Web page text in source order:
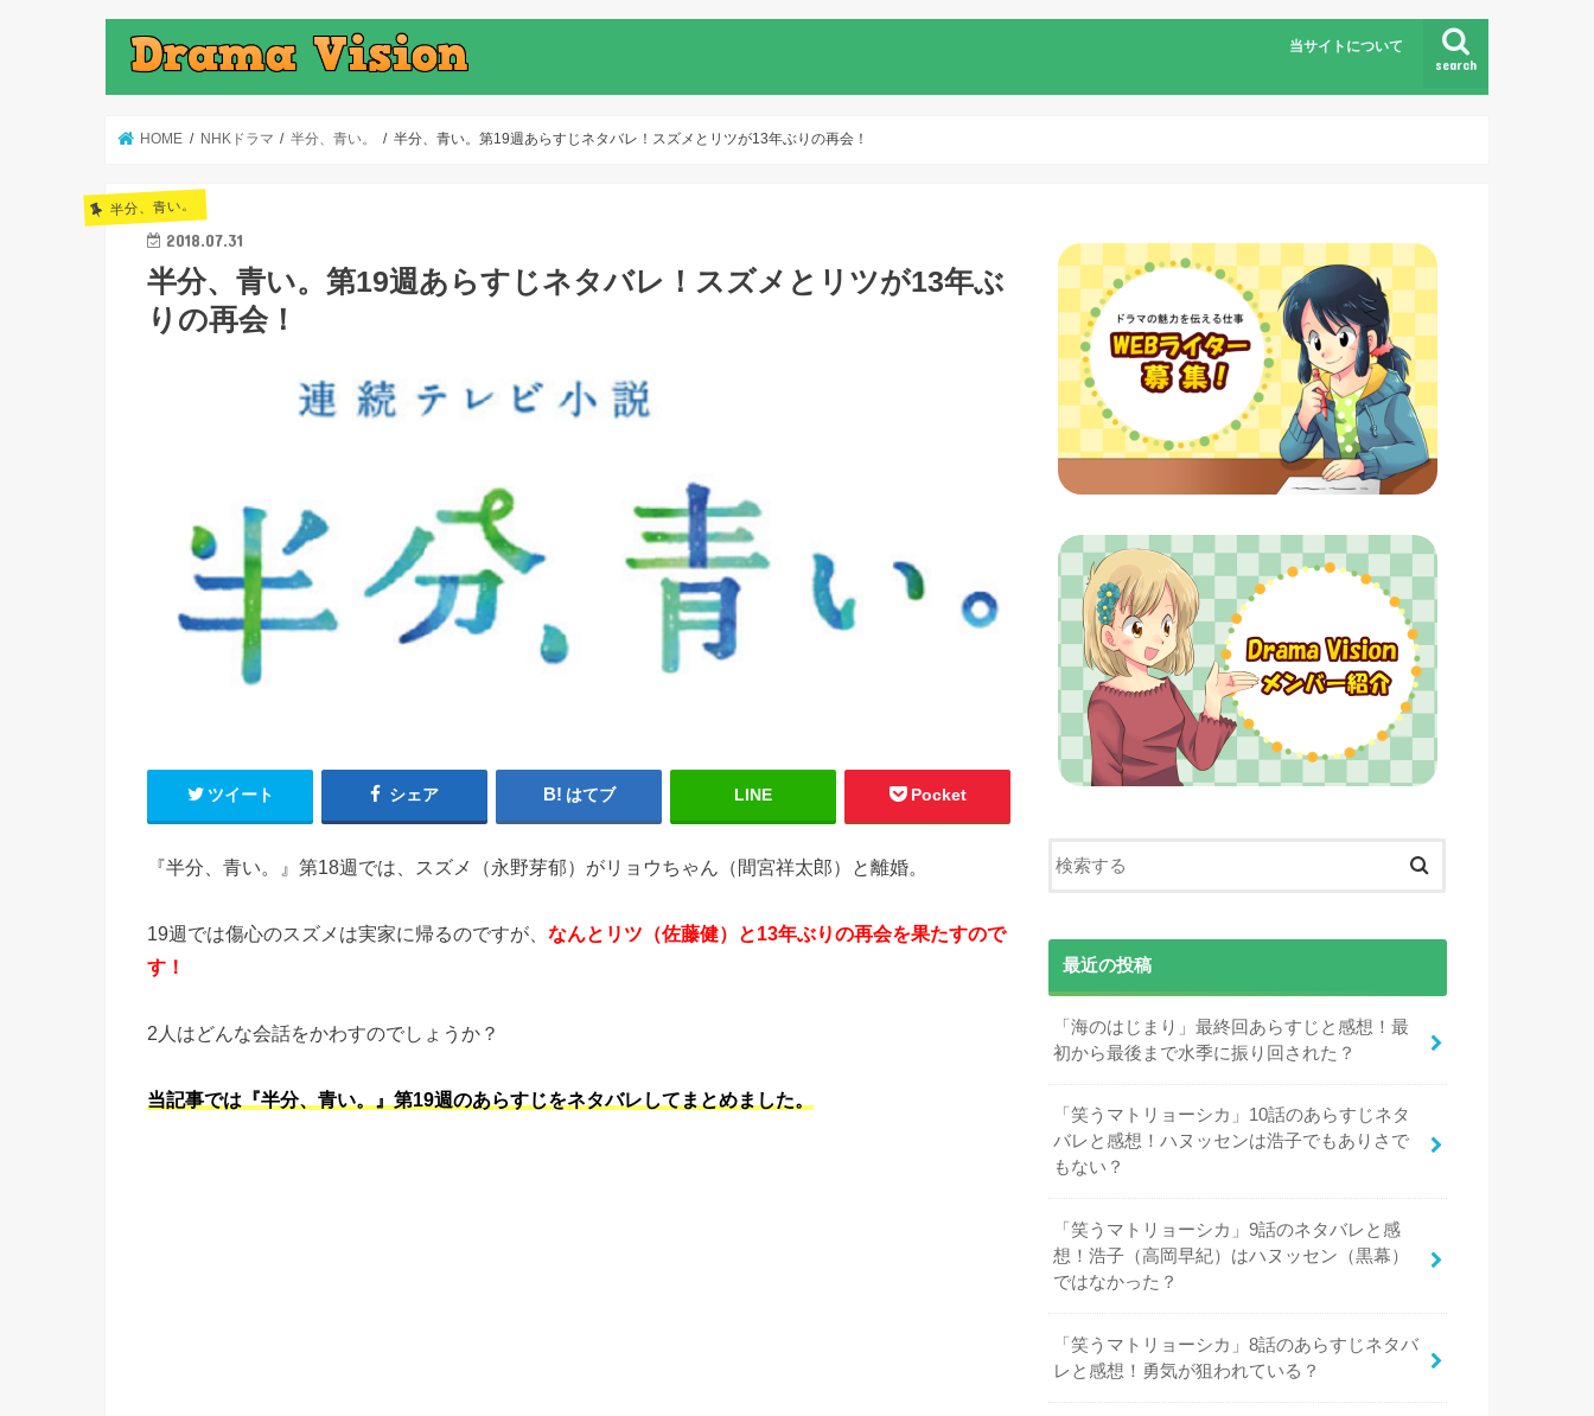
search
当サイトについて
HOME NHKドラマ 半分、青い。 半分、青い。第19週あらすじネタバレ！スズメとリツが13年ぶりの再会！
半分、青い。
2018.07.31
半分、青い。第19週あらすじネタバレ！スズメとリツが13年ぶ
りの再会！
ツイート シェア はてブ LINE Pocket
『半分、青い。』第18週では、スズメ（永野芽郁）がリョウちゃん（間宮祥太郎）と離婚。
19週では傷心のスズメは実家に帰るのですが、 なんとリツ（佐藤健）と13年ぶりの再会を果たすので
す！
2人はどんな会話をかわすのでしょうか？
当記事では『半分、青い。』第19週のあらすじをネタバレしてまとめました。
最近の投稿
「海のはじまり」最終回あらすじと感想！最
初から最後まで水季に振り回された？
「笑うマトリョーシカ」10話のあらすじネタ
バレと感想！ハヌッセンは浩子でもありさで
もない？
「笑うマトリョーシカ」9話のネタバレと感
想！浩子（高岡早紀）はハヌッセン（黒幕）
ではなかった？
「笑うマトリョーシカ」8話のあらすじネタバ
レと感想！勇気が狙われている？